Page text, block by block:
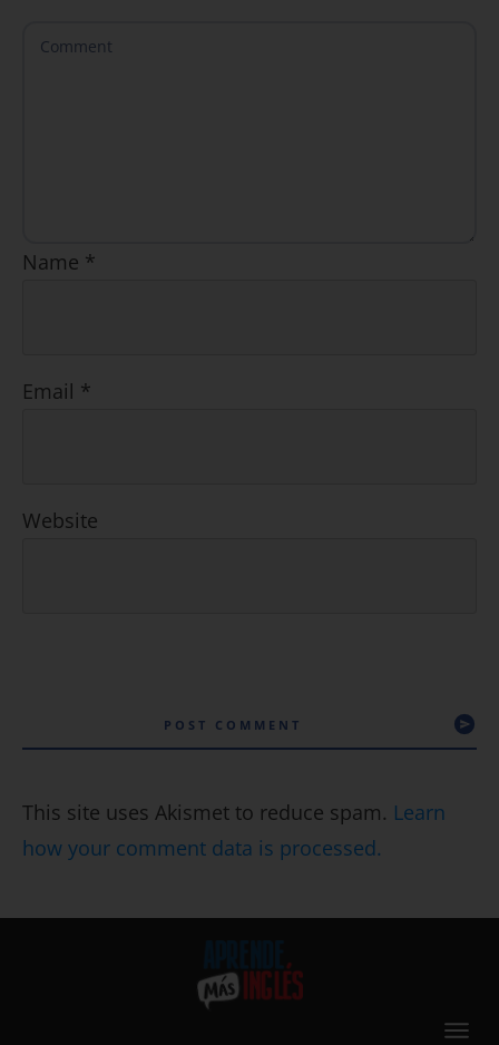
Name *
Email *
Website
POST COMMENT
This site uses Akismet to reduce spam. Learn
how your comment data is processed.